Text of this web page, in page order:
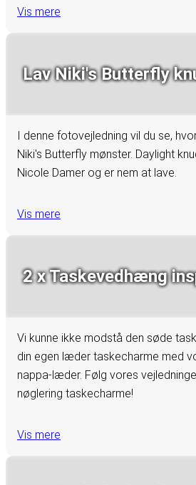
Vis mere
Lav Niki's Butterfly
I denne fotovejledning vil du se,
Niki's Butterfly mønster. Daylight
Nicole Damer og er nem at lave.
Vis mere
2 x Taskevedhæng
Vi kunne ikke modstå den søde
din egen læder taskecharme med
nappa-læder. Følg vores
nøglering taskecharme!
Vis mere